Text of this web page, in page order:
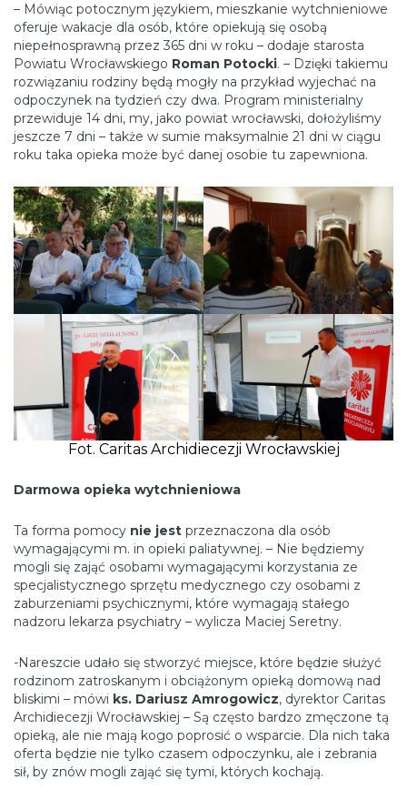
– Mówiąc potocznym językiem, mieszkanie wytchnieniowe
oferuje wakacje dla osób, które opiekują się osobą
niepełnosprawną przez 365 dni w roku – dodaje starosta
Powiatu Wrocławskiego Roman Potocki. – Dzięki takiemu
rozwiązaniu rodziny będą mogły na przykład wyjechać na
odpoczynek na tydzień czy dwa. Program ministerialny
przewiduje 14 dni, my, jako powiat wrocławski, dołożyliśmy
jeszcze 7 dni – także w sumie maksymalnie 21 dni w ciągu
roku taka opieka może być danej osobie tu zapewniona.
Fot. Caritas Archidiecezji Wrocławskiej
Darmowa opieka wytchnieniowa
Ta forma pomocy nie jest przeznaczona dla osób
wymagającymi m. in opieki paliatywnej. – Nie będziemy
mogli się zająć osobami wymagającymi korzystania ze
specjalistycznego sprzętu medycznego czy osobami z
zaburzeniami psychicznymi, które wymagają stałego
nadzoru lekarza psychiatry – wylicza Maciej Seretny.
-Nareszcie udało się stworzyć miejsce, które będzie służyć
rodzinom zatroskanym i obciążonym opieką domową nad
bliskimi – mówi ks. Dariusz Amrogowicz, dyrektor Caritas
Archidiecezji Wrocławskiej – Są często bardzo zmęczone tą
opieką, ale nie mają kogo poprosić o wsparcie. Dla nich taka
oferta będzie nie tylko czasem odpoczynku, ale i zebrania
sił, by znów mogli zająć się tymi, których kochają.